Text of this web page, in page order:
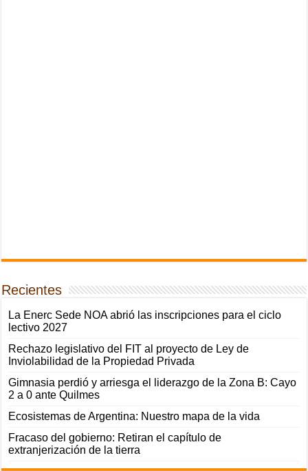
Recientes
La Enerc Sede NOA abrió las inscripciones para el ciclo
lectivo 2027
Rechazo legislativo del FIT al proyecto de Ley de
Inviolabilidad de la Propiedad Privada
Gimnasia perdió y arriesga el liderazgo de la Zona B: Cayo
2 a 0 ante Quilmes
Ecosistemas de Argentina: Nuestro mapa de la vida
Fracaso del gobierno: Retiran el capítulo de
extranjerización de la tierra